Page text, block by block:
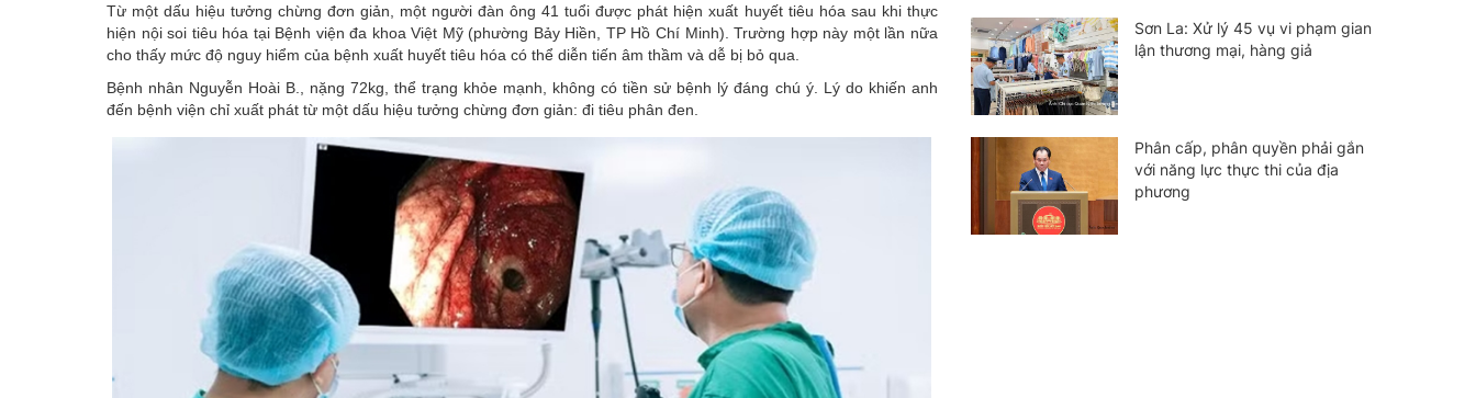
Từ một dấu hiệu tưởng chừng đơn giản, một người đàn ông 41 tuổi được phát hiện xuất huyết tiêu hóa sau khi thực
hiện nội soi tiêu hóa tại Bệnh viện đa khoa Việt Mỹ (phường Bảy Hiền, TP Hồ Chí Minh). Trường hợp này một lần nữa
cho thấy mức độ nguy hiểm của bệnh xuất huyết tiêu hóa có thể diễn tiến âm thầm và dễ bị bỏ qua.
Bệnh nhân Nguyễn Hoài B., nặng 72kg, thể trạng khỏe mạnh, không có tiền sử bệnh lý đáng chú ý. Lý do khiến anh
đến bệnh viện chỉ xuất phát từ một dấu hiệu tưởng chừng đơn giản: đi tiêu phân đen.
Sơn La: Xử lý 45 vụ vi phạm gian
lận thương mại, hàng giả
Phân cấp, phân quyền phải gắn
với năng lực thực thi của địa
phương